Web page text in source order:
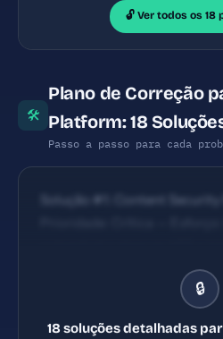
🔓 Ver todos os 18
🛠
Plano de Correção
Platform: 18
Passo a passo para cada
Solução #1: Content
malicioso. — Solução #2: X-
ausente — Prioridade:
🔒
18 soluções detalhadas